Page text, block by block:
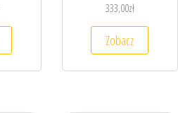
333,00zł
Zobacz